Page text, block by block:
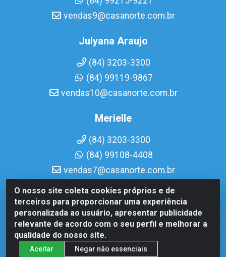
O nosso site coleta cookies próprios e de
terceiros para proporcionar uma experiência
personalizada ao usuário, apresentar publicidade
relevante de acordo com o seu perfil e melhorar a
qualidade do nosso site.
Aceitar Negar não essenciais
vendas9@casanorte.com.br
Julyana Araujo
(84) 3203-3300
(84) 99119-9867
vendas10@casanorte.com.br
Merielle
(84) 3203-3300
(84) 99108-4408
vendas7@casanorte.com.br
Casa Norte LTDA - Av. Interventor Mário Câmara, 1815 - Dix-
Sept Rosado, Natal/RN - CEP 59054-600 - CNPJ
08.713.513/0001-51